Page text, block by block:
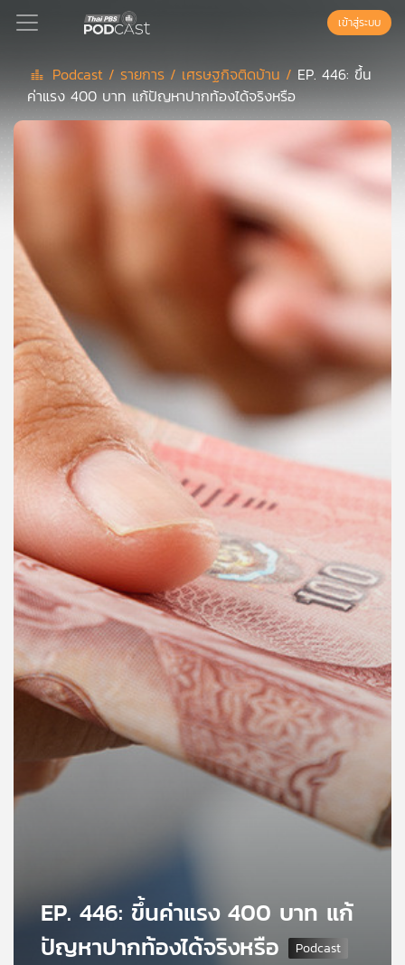
Podcast
แนะนำ
เพล
ย์
ลิ
สต์
ของ
คุณ
เพลง
บทความ
ข่าว
และ
กิจกรรม
เข้าสู่ระบบ
Podcast / รายการ / เศรษฐกิจติดบ้าน / EP. 446: ขึ้น
ค่าแรง 400 บาท แก้ปัญหาปากท้องได้จริงหรือ
EP. 446: ขึ้นค่าแรง 400 บาท แก้
ปัญหาปากท้องได้จริงหรือ